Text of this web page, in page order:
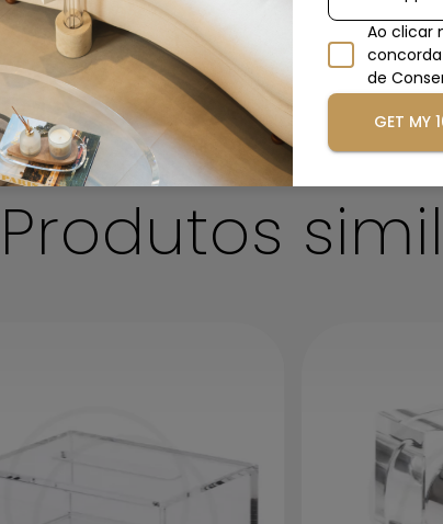
e
Evite riscar o acrílico durante esse
remova qualquer sujeira
com ajuda de um pano limpo e
Se precisar lavar a peça, utilize
uma bucha macia com detergente
Enxágue com água e seque com um
Produtos
Ao clicar
de
GET MY